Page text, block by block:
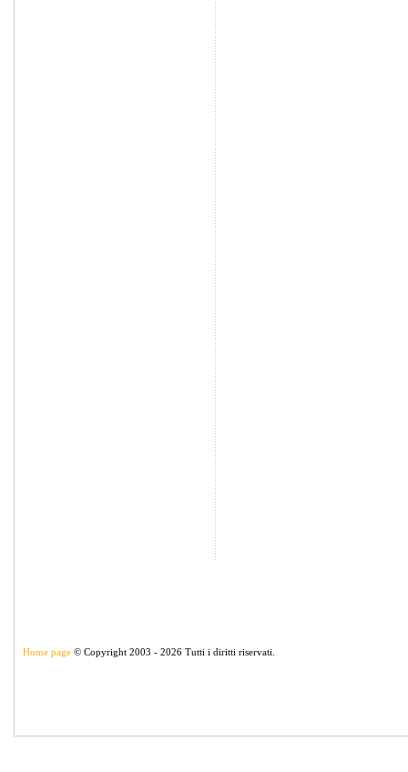
Home page © Copyright 2003 - 2026 Tutti i diritti riservati.